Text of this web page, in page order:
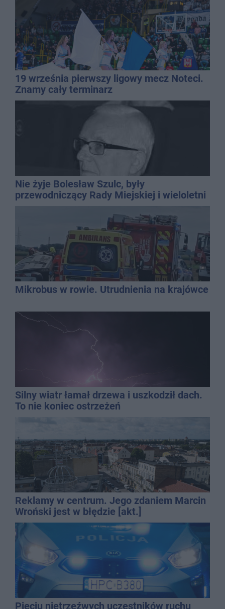
19 września pierwszy ligowy mecz Noteci.
Znamy cały terminarz
Nie żyje Bolesław Szulc, były
przewodniczący Rady Miejskiej i wieloletni
dyrektor SP 14
Mikrobus w rowie. Utrudnienia na krajówce
Silny wiatr łamał drzewa i uszkodził dach.
To nie koniec ostrzeżeń
Reklamy w centrum. Jego zdaniem Marcin
Wroński jest w błędzie [akt.]
Pięciu nietrzeźwych uczestników ruchu